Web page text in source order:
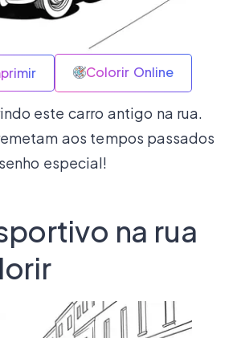
Colorir Online
este carro antigo na rua.
aos tempos passados
especial!
na rua